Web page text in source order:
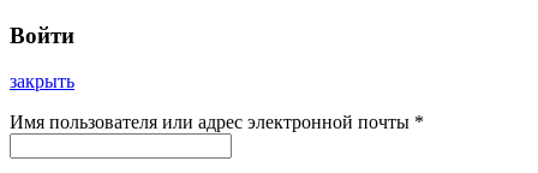
Войти
закрыть
Имя пользователя или адрес электронной почты *